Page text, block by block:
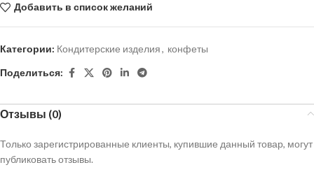
Добавить в список желаний
Категории: Кондитерские изделия, конфеты
Поделиться:
Отзывы (0)
Только зарегистрированные клиенты, купившие данный товар, могут
публиковать отзывы.